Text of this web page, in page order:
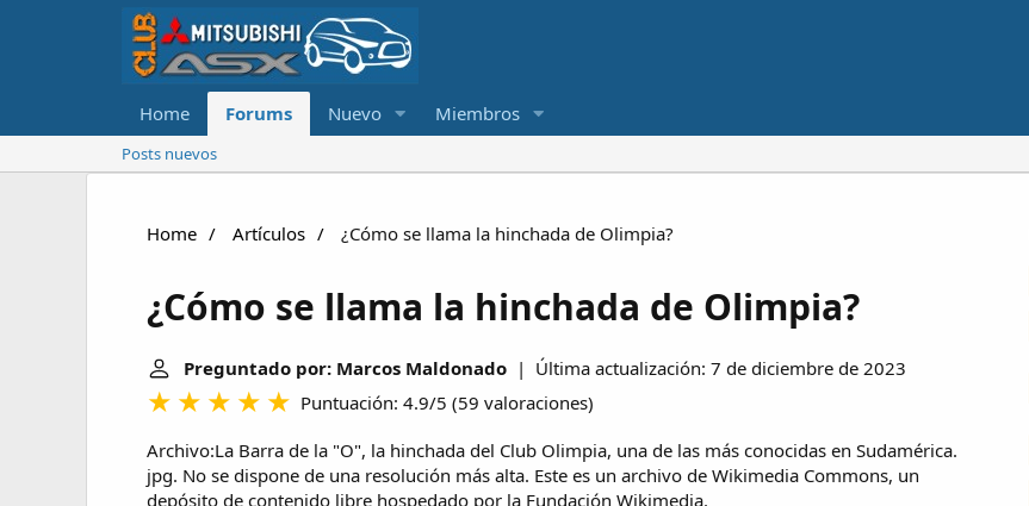
Home Forums Nuevo Miembros
Posts nuevos
Home Artículos ¿Cómo se llama la hinchada de Olimpia?
¿Cómo se llama la hinchada de Olimpia?
Preguntado por: Marcos Maldonado | Última actualización: 7 de diciembre de 2023
Puntuación: 4.9/5 (59 valoraciones)
Archivo:La Barra de la "O", la hinchada del Club Olimpia, una de las más conocidas en Sudamérica.
jpg. No se dispone de una resolución más alta. Este es un archivo de Wikimedia Commons, un
depósito de contenido libre hospedado por la Fundación Wikimedia.